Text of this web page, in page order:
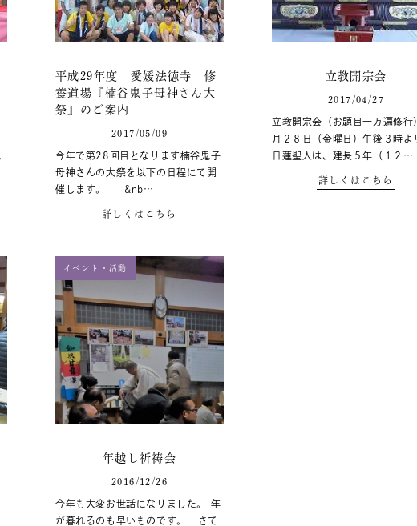
平成29年度 愛媛法徳寺 修
養道場『楠谷鬼子母神さん大
祭』のご案内
2017/05/09
今年で第28回目となります楠谷鬼子
母神さんの大祭を以下の日程にて開
催します。 &nb…
詳しくはこちら
立教開宗会
2017/04/27
立教開宗会（お題目一万遍修行
月２８日（金曜日）午後３時
日蓮聖人は、建長５年（１２…
詳しくはこちら
イベント・活動
年越し祈祷会
2016/12/26
今年も大変お世話になりました。 年
が暮れるのも早いものです。 さて